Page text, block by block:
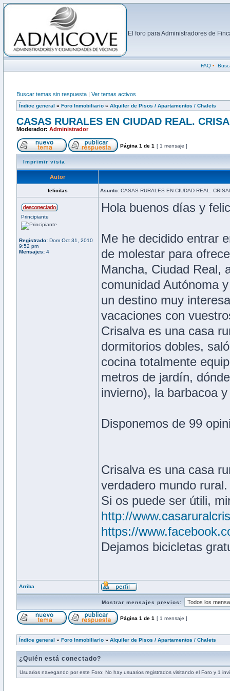
El foro para Administradores de
FAQ•
Buscar temas sin respuesta | Ver temas activos
Índice general » Foro Inmobiliario » Alquiler de Pisos / Apartamentos / Chalets
CASAS RURALES EN CIUDAD REAL.
Moderador: Administrador
Página 1 de 1 [ 1 mensaje ]
Imprimir vista
Autor
felicitas Asunto: CASAS RURALES EN CIUDAD REAL.
Principiante
Registrado: Dom Oct 31, 2010
9:52 pm
Mensajes: 4
Hola buenos días y
Me he decidido entrar
de molestar para
Mancha, Ciudad Real,
comunidad Autónoma
un destino muy
vacaciones con
Crisalva es una casa
dormitorios dobles,
cocina totalmente
metros de jardín,
invierno), la barbacoa
Disponemos de 99
Crisalva es una casa
verdadero mundo rural.
Si os puede ser útili,
http://
https://
Dejamos bicicletas
Arriba
Mostrar mensajes previos:
Página 1 de 1 [ 1 mensaje ]
Índice general » Foro Inmobiliario » Alquiler de Pisos / Apartamentos / Chalets
¿Quién está conectado?
Usuarios navegando por este Foro: No hay usuarios registrados visitando el Foro y 1